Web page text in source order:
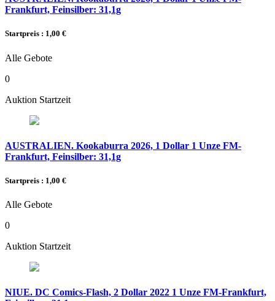
Frankfurt, Feinsilber: 31,1g
Startpreis : 1,00 €
Alle Gebote
0
Auktion Startzeit
AUSTRALIEN. Kookaburra 2026, 1 Dollar 1 Unze FM-
Frankfurt, Feinsilber: 31,1g
Startpreis : 1,00 €
Alle Gebote
0
Auktion Startzeit
NIUE. DC Comics-Flash, 2 Dollar 2022 1 Unze FM-Frankfurt,